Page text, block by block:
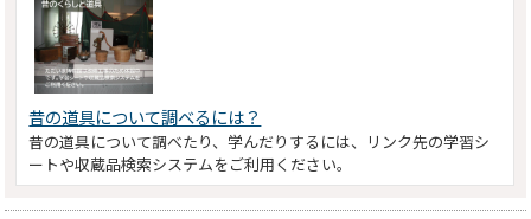
昔の道具について調べるには？
昔の道具について調べたり、学んだりするには、リンク先の学習シ
ートや収蔵品検索システムをご利用ください。